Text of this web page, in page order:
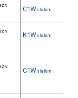
v
C1W slalom
v
K1W slalom
v
C1W slalom